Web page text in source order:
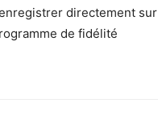
directement sur
de fidélité